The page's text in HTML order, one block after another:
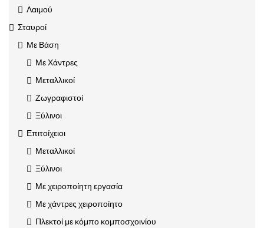
Λαιμού
Σταυροί
Με Βάση
Με Χάντρες
Μεταλλικοί
Ζωγραφιστοί
Ξύλινοι
Επιτοίχειοι
Μεταλλικοί
Ξύλινοι
Με χειροποίητη εργασία
Με χάντρες χειροποίητο
Πλεκτοί με κόμπο κομποσχοινίου